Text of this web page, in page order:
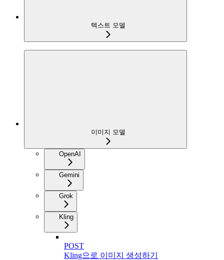
텍스트 모델
이미지 모델
OpenAI
Gemini
Grok
Kling
POST
Kling으로 이미지 생성하기